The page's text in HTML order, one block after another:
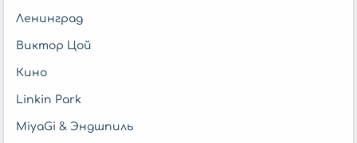
Ленинград
Виктор Цой
Кино
Linkin Park
MiyaGi & Эндшпиль